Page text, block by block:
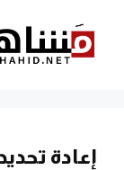
المحتوى
إعادة